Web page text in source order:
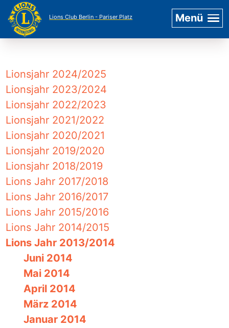
Menü
Lions Club Berlin - Pariser Platz
Lionsjahr 2024/2025
Lionsjahr 2023/2024
Lionsjahr 2022/2023
Lionsjahr 2021/2022
Lionsjahr 2020/2021
Lionsjahr 2019/2020
Lionsjahr 2018/2019
Lions Jahr 2017/2018
Lions Jahr 2016/2017
Lions Jahr 2015/2016
Lions Jahr 2014/2015
Lions Jahr 2013/2014
Juni 2014
Mai 2014
April 2014
März 2014
Januar 2014